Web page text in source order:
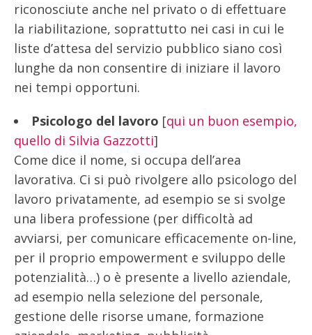
riconosciute anche nel privato o di effettuare
la riabilitazione, soprattutto nei casi in cui le
liste d’attesa del servizio pubblico siano così
lunghe da non consentire di iniziare il lavoro
nei tempi opportuni.
Psicologo del lavoro [qui un buon esempio,
quello di Silvia Gazzotti]
Come dice il nome, si occupa dell’area
lavorativa. Ci si può rivolgere allo psicologo del
lavoro privatamente, ad esempio se si svolge
una libera professione (per difficoltà ad
avviarsi, per comunicare efficacemente on-line,
per il proprio empowerment e sviluppo delle
potenzialità…) o è presente a livello aziendale,
ad esempio nella selezione del personale,
gestione delle risorse umane, formazione